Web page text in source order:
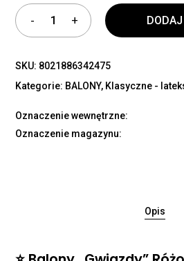
SKU: 8021886342475
Kategorie: BALONY, Klasyczne -
Oznaczenie wewnętrzne:
Oznaczenie magazynu:
Opis